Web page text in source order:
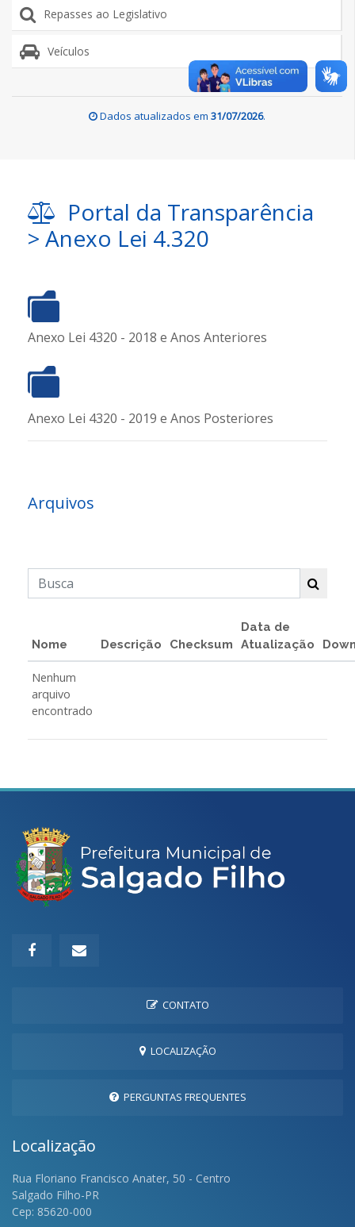
Repasses ao Legislativo
Veículos
Dados atualizados em 31/07/2026.
Portal da Transparência
> Anexo Lei 4.320
Anexo Lei 4320 - 2018 e Anos Anteriores
Anexo Lei 4320 - 2019 e Anos Posteriores
Arquivos
Nome Descrição Checksum
Data de
Atualização
Nenhum
arquivo
encontrado
CONTATO
LOCALIZAÇÃO
PERGUNTAS FREQUENTES
Localização
Rua Floriano Francisco Anater, 50 - Centro
Salgado Filho-PR
Cep: 85620-000